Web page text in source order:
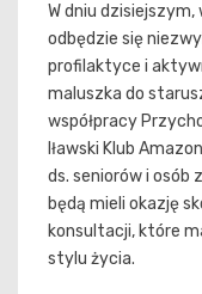
W dniu dzisiejszym,
odbędzie się
profilaktyce i
maluszka do
współpracy
Iławski Klub
ds. seniorów i osób
będą mieli okazję
konsultacji, które
stylu życia.